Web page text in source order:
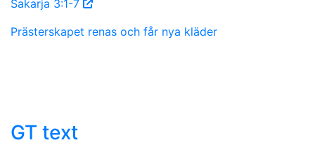
Sakarja 3:1-7
Prästerskapet renas och får nya kläder
GT text